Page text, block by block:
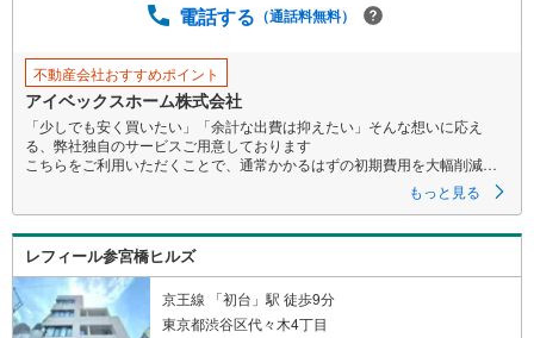
電話する （通話料無料）
不動産会社おすすめポイント
アイベックスホーム株式会社
「少しでも安く買いたい」「余計な出費は抑えたい」そんな想いに応え
る、弊社独自のサービスご用意しております
こちらをご利用いただくことで、通常かかるはずの初期費用を大幅削減す
詳細につきましては、下記のお電話フォームよりご連絡ください。営業時
間:朝10時～19時30分 火曜・水曜日は定休日となります。
現地を見学される場合は「室内・現地を見学する（無料）」ボタンよりご
希望の日時をご記入いただけますとスムーズにご案内が可能です。
まずは『いくらお得になるか』だけでも、お気軽にお問い合わせくださ
い！
当日のご案内もご相談を！ご内見は現地お待ち合わせ・現地解散も可能で
もっと見る
レフィール参宮橋ヒルズ
京王線 「初台」駅 徒歩9分
東京都渋谷区代々木4丁目